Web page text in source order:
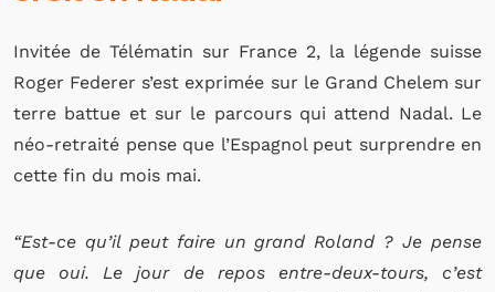
Invitée de Télématin sur France 2, la légende suisse
Roger Federer s’est exprimée sur le Grand Chelem sur
terre battue et sur le parcours qui attend Nadal. Le
néo-retraité pense que l’Espagnol peut surprendre en
cette fin du mois mai.
“Est-ce qu’il peut faire un grand Roland ? Je pense
que oui. Le jour de repos entre-deux-tours, c’est